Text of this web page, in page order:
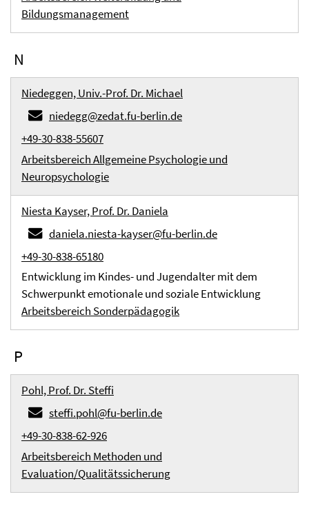
Bildungsmanagement
N
Niedeggen, Univ.-Prof. Dr. Michael
niedegg@zedat.fu-berlin.de
+49-30-838-55607
Arbeitsbereich Allgemeine Psychologie und
Neuropsychologie
Niesta Kayser, Prof. Dr. Daniela
daniela.niesta-kayser@fu-berlin.de
+49-30-838-65180
Entwicklung im Kindes- und Jugendalter mit dem
Schwerpunkt emotionale und soziale Entwicklung
Arbeitsbereich Sonderpädagogik
P
Pohl, Prof. Dr. Steffi
steffi.pohl@fu-berlin.de
+49-30-838-62-926
Arbeitsbereich Methoden und
Evaluation/Qualitätssicherung